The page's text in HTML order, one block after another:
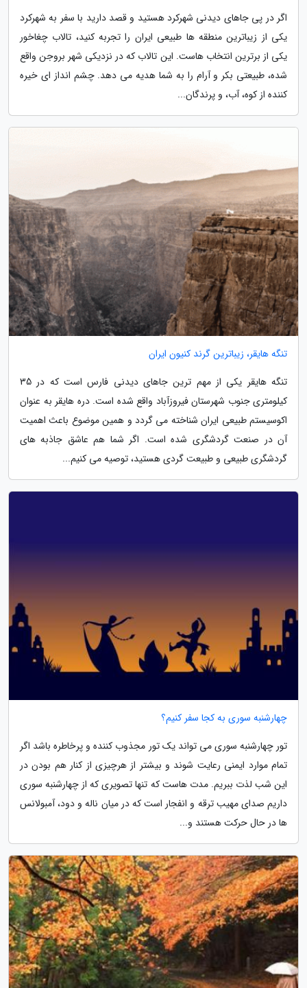
اگر در پی جاهای دیدنی شهرکرد هستید و قصد دارید با سفر به شهرکرد
یکی از زیباترین منطقه ها طبیعی ایران را تجربه کنید، تالاب چغاخور
یکی از برترین انتخاب هاست. این تالاب که در نزدیکی شهر بروجن واقع
شده، طبیعتی بکر و آرام را به شما هدیه می دهد. چشم انداز ای خیره
کننده از کوه، آب، و پرندگان...
تنگه هایقر، زیباترین گرند کنیون ایران
تنگه هایقر یکی از مهم ترین جاهای دیدنی فارس است که در 35
کیلومتری جنوب شهرستان فیروزآباد واقع شده است. دره هایقر به عنوان
اکوسیستم طبیعی ایران شناخته می گردد و همین موضوع باعث اهمیت
آن در صنعت گردشگری شده است. اگر شما هم عاشق جاذبه های
گردشگری طبیعی و طبیعت گردی هستید، توصیه می کنیم...
چهارشنبه سوری به کجا سفر کنیم؟
تور چهارشنبه سوری می تواند یک تور مجذوب کننده و پرخاطره باشد اگر
تمام موارد ایمنی رعایت شوند و بیشتر از هرچیزی از کنار هم بودن در
این شب لذت ببریم. مدت هاست که تنها تصویری که از چهارشنبه سوری
داریم صدای مهیب ترقه و انفجار است که در میان ناله و دود، آمبولانس
ها در حال حرکت هستند و...